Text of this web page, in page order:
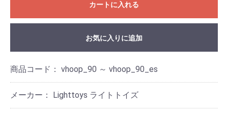
カートに入れる
お気に入りに追加
商品コード： vhoop_90 ～ vhoop_90_es
メーカー： Lighttoys ライトトイズ